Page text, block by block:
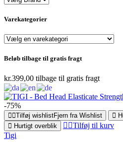
Varekategorier
Beløb tilbage til gratis fragt
kr.399,00 tilbage til gratis fragt
-75%
Tilføj wishlistFjern fra Wishlist
Hurtigt overblik
Tilføj til kurv
Tigi